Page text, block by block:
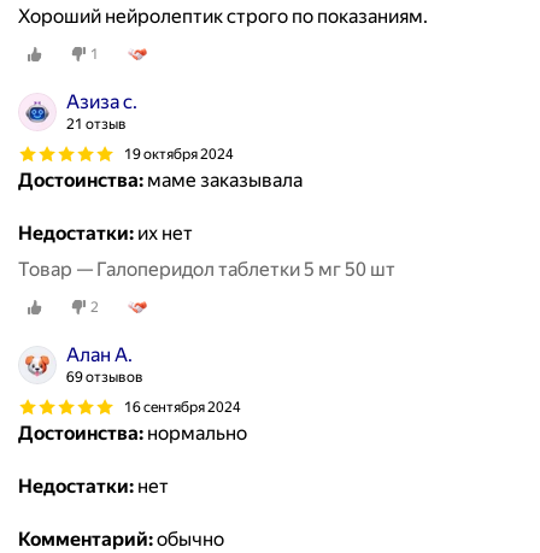
Хороший нейролептик строго по показаниям.
1
Азиза с.
21 отзыв
19 октября 2024
Достоинства: маме заказывала
Недостатки: их нет
Товар — Галоперидол таблетки 5 мг 50 шт
2
Алан А.
69 отзывов
16 сентября 2024
Достоинства: нормально
Недостатки: нет
Комментарий:обычно